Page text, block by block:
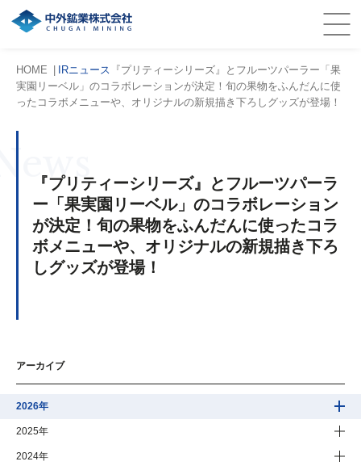
HOME IRニュース
『プリティーシリーズ』とフルーツパーラー「果
実園リーベル」のコラボレーションが決定！旬の果物をふんだんに使
ったコラボメニューや、オリジナルの新規描き下ろしグッズが登場！
『プリティーシリーズ』とフルーツパーラ
ー「果実園リーベル」のコラボレーション
が決定！旬の果物をふんだんに使ったコラ
ボメニューや、オリジナルの新規描き下ろ
しグッズが登場！
アーカイブ
2026年
2025年
2024年